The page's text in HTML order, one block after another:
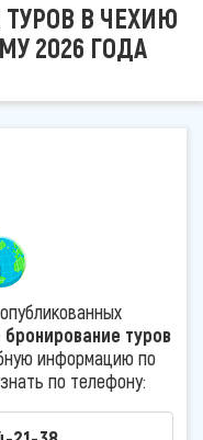
В ЧЕХИЮ
2026 ГОДА
туров
информацию по
по телефону: